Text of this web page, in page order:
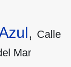
, Calle
Mar